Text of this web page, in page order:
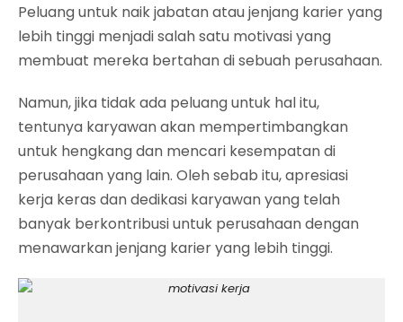
Peluang untuk naik jabatan atau jenjang karier yang
lebih tinggi menjadi salah satu motivasi yang
membuat mereka bertahan di sebuah perusahaan.
Namun, jika tidak ada peluang untuk hal itu,
tentunya karyawan akan mempertimbangkan
untuk hengkang dan mencari kesempatan di
perusahaan yang lain. Oleh sebab itu, apresiasi
kerja keras dan dedikasi karyawan yang telah
banyak berkontribusi untuk perusahaan dengan
menawarkan jenjang karier yang lebih tinggi.